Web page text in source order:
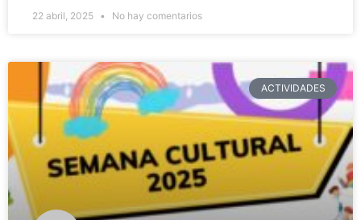
22 abril, 2025 No hay comentarios
ACTIVIDADES